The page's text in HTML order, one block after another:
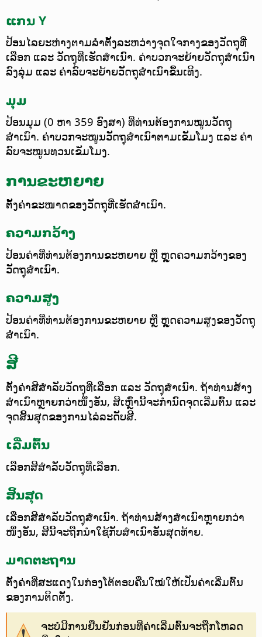
ແກນ Y
ປ້ອນໄລຍະຫ່າງຕາມລຳຕັ້ງລະຫວ່າງຈຸດໃຈກາງຂອງວັດຖຸທີ່
ເລືອກ ແລະ ວັດຖຸທີ່ເຮັດສຳເນົາ. ຄ່າບວກຈະຍ້າຍວັດຖຸສຳເນົາ
ລົງລຸ່ມ ແລະ ຄ່າລົບຈະຍ້າຍວັດຖຸສຳເນົາຂຶ້ນເທິງ.
ມຸມ
ປ້ອນມຸມ (0 ຫາ 359 ອົງສາ) ທີ່ທ່ານຕ້ອງການໝູນວັດຖຸ
ສຳເນົາ. ຄ່າບວກຈະໝູນວັດຖຸສຳເນົາຕາມເຂັມໂມງ ແລະ ຄ່າ
ລົບຈະໝູນທວນເຂັມໂມງ.
ການຂະຫຍາຍ
ຕັ້ງຄ່າຂະໜາດຂອງວັດຖຸທີ່ເຮັດສຳເນົາ.
ຄວາມກວ້າງ
ປ້ອນຄ່າທີ່ທ່ານຕ້ອງການຂະຫຍາຍ ຫຼື ຫຼຸດຄວາມກວ້າງຂອງ
ວັດຖຸສຳເນົາ.
ຄວາມສູງ
ປ້ອນຄ່າທີ່ທ່ານຕ້ອງການຂະຫຍາຍ ຫຼື ຫຼຸດຄວາມສູງຂອງວັດຖຸ
ສຳເນົາ.
ສີ
ຕັ້ງຄ່າສີສຳລັບວັດຖຸທີ່ເລືອກ ແລະ ວັດຖຸສຳເນົາ. ຖ້າທ່ານສ້າງ
ສຳເນົາຫຼາຍກວ່າໜຶ່ງອັນ, ສີເຫຼົ່ານີ້ຈະກຳນົດຈຸດເລີ່ມຕົ້ນ ແລະ
ຈຸດສິ້ນສຸດຂອງການໄລ່ລະດັບສີ.
ເລີ່ມຕົ້ນ
ເລືອກສີສຳລັບວັດຖຸທີ່ເລືອກ.
ສິ້ນສຸດ
ເລືອກສີສຳລັບວັດຖຸສຳເນົາ. ຖ້າທ່ານສ້າງສຳເນົາຫຼາຍກວ່າ
ໜຶ່ງອັນ, ສີນີ້ຈະຖືກນຳໃຊ້ກັບສຳເນົາອັນສຸດທ້າຍ.
ມາດຕະຖານ
ຕັ້ງຄ່າທີ່ສະແດງໃນກ່ອງໂຕ້ຕອບຄືນໃໝ່ໃຫ້ເປັນຄ່າເລີ່ມຕົ້ນ
ຂອງການຕິດຕັ້ງ.
ຈະບໍ່ມີການຢືນຢັນກ່ອນທີ່ຄ່າເລີ່ມຕົ້ນຈະຖືກໂຫລດ